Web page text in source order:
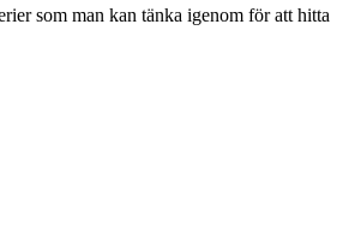
som man kan tänka igenom för att hitta